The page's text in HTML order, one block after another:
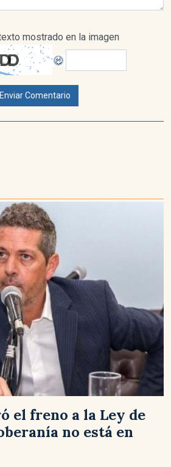
mostrado en la imagen
Enviar Comentario
el freno a la Ley de
no está en